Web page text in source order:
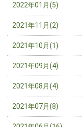
2022年01月(5)
2021年11月(2)
2021年10月(1)
2021年09月(4)
2021年08月(4)
2021年07月(8)